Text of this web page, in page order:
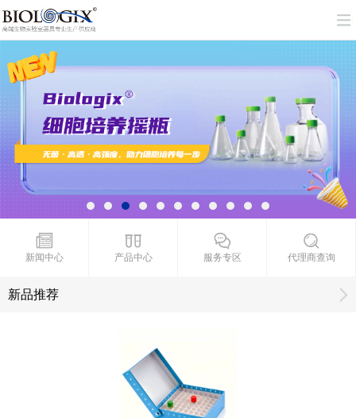
新闻中心 产品中心 服务专区 代理商查询
新品推荐